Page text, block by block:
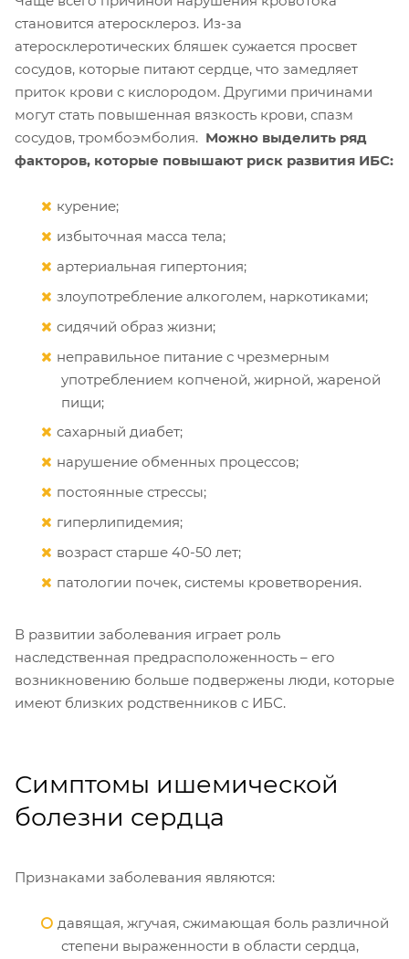
становится атеросклероз. Из-за
атеросклеротических бляшек сужается просвет
сосудов, которые питают сердце, что замедляет
приток крови с кислородом. Другими причинами
могут стать повышенная вязкость крови, спазм
сосудов, тромбоэмболия. Можно выделить ряд
факторов, которые повышают риск развития ИБС:
курение;
избыточная масса тела;
артериальная гипертония;
злоупотребление алкоголем, наркотиками;
сидячий образ жизни;
неправильное питание с чрезмерным
употреблением копченой, жирной, жареной
пищи;
сахарный диабет;
нарушение обменных процессов;
постоянные стрессы;
гиперлипидемия;
возраст старше 40-50 лет;
патологии почек, системы кроветворения.
В развитии заболевания играет роль
наследственная предрасположенность – его
возникновению больше подвержены люди, которые
имеют близких родственников с ИБС.
Симптомы ишемической
болезни сердца
Признаками заболевания являются:
давящая, жгучая, сжимающая боль различной
степени выраженности в области сердца,